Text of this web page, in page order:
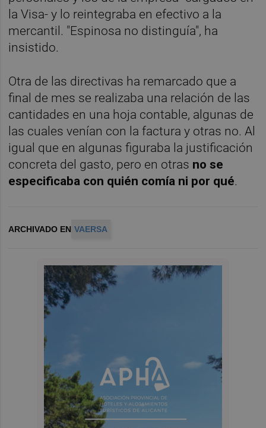
la Visa- y lo reintegraba en efectivo a la
mercantil. "Espinosa no distinguía", ha
insistido.
Otra de las directivas ha remarcado que a
final de mes se realizaba una relación de las
cantidades en una hoja contable, algunas de
las cuales venían con la factura y otras no. Al
igual que en algunas figuraba la justificación
concreta del gasto, pero en otras no se
especificaba con quién comía ni por qué.
ARCHIVADO EN VAERSA